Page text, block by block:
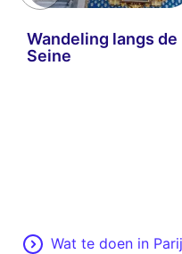
Wandeling langs de
Seine
Wat te doen in